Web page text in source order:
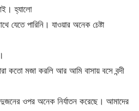
হ্যালো
যেতে পারিনি। যাওয়ার অনেক চেষ্টা
কতো মজা করলি আর আমি বাসায় বসে বন্দী
ওপর অনেক নির্যাতন করেছে। আমাদের